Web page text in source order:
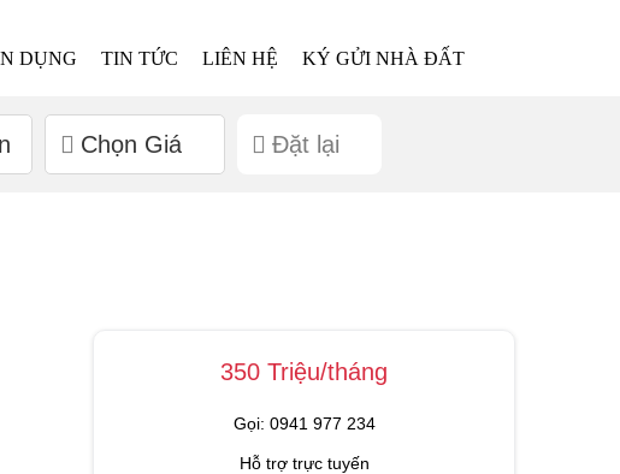
DỤNG TIN TỨC LIÊN HỆ
KÝ GỬI NHÀ ĐẤT
Chọn Giá Đặt lại
350 Triệu/tháng
Gọi: 0941 977 234
Hỗ trợ trực tuyến